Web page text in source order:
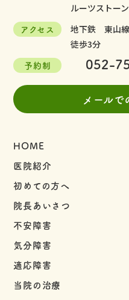
ルーツストー
アクセス
地下鉄 東山線
徒歩3分
予約制
052-
メール
HOME
医院紹介
初めての方へ
院長あいさつ
不安障害
気分障害
適応障害
当院の治療